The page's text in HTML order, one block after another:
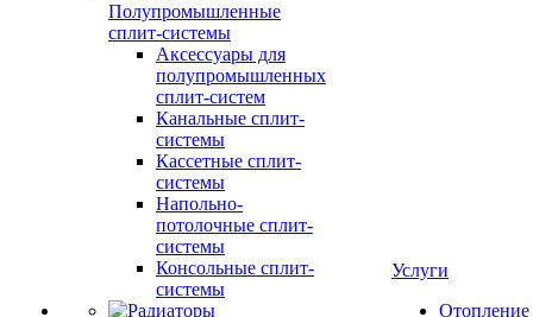
Полупромышленные
сплит-системы
Аксессуары для
полупромышленных
сплит-систем
Канальные сплит-
системы
Кассетные сплит-
системы
Напольно-
потолочные сплит-
системы
Консольные сплит-
системы
Услуги
Отопление